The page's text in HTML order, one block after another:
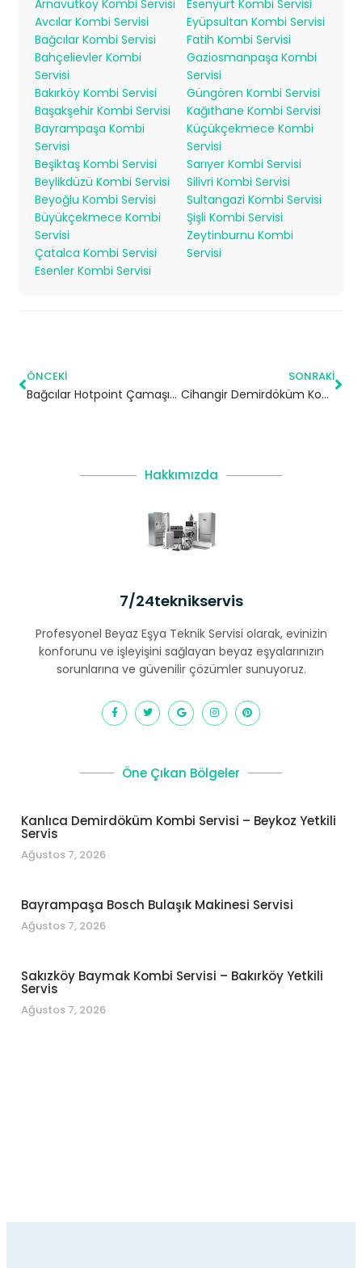
Arnavutköy Kombi Servisi
Avcılar Kombi Servisi
Bağcılar Kombi Servisi
Bahçelievler Kombi
Servisi
Bakırköy Kombi Servisi
Başakşehir Kombi Servisi
Bayrampaşa Kombi
Servisi
Beşiktaş Kombi Servisi
Beylikdüzü Kombi Servisi
Beyoğlu Kombi Servisi
Büyükçekmece Kombi
Servisi
Çatalca Kombi Servisi
Esenler Kombi Servisi
Esenyurt Kombi Servisi
Eyüpsultan Kombi Servisi
Fatih Kombi Servisi
Gaziosmanpaşa Kombi
Servisi
Güngören Kombi Servisi
Kağıthane Kombi Servisi
Küçükçekmece Kombi
Servisi
Sarıyer Kombi Servisi
Silivri Kombi Servisi
Sultangazi Kombi Servisi
Şişli Kombi Servisi
Zeytinburnu Kombi
Servisi
ÖNCEKI
Bağcılar Hotpoint Çamaşır Makinesi Servisi
SONRAKI
Cihangir Demirdöküm Kombi Servisi – Beyoğlu Yetkili Servis
Hakkımızda
7/24teknikservis
Profesyonel Beyaz Eşya Teknik Servisi olarak, evinizin
konforunu ve işleyişini sağlayan beyaz eşyalarınızın
sorunlarına ve güvenilir çözümler sunuyoruz.
Öne Çıkan Bölgeler
Kanlıca Demirdöküm Kombi Servisi – Beykoz Yetkili
Servis
Ağustos 7, 2026
Bayrampaşa Bosch Bulaşık Makinesi Servisi
Ağustos 7, 2026
Sakızköy Baymak Kombi Servisi – Bakırköy Yetkili
Servis
Ağustos 7, 2026